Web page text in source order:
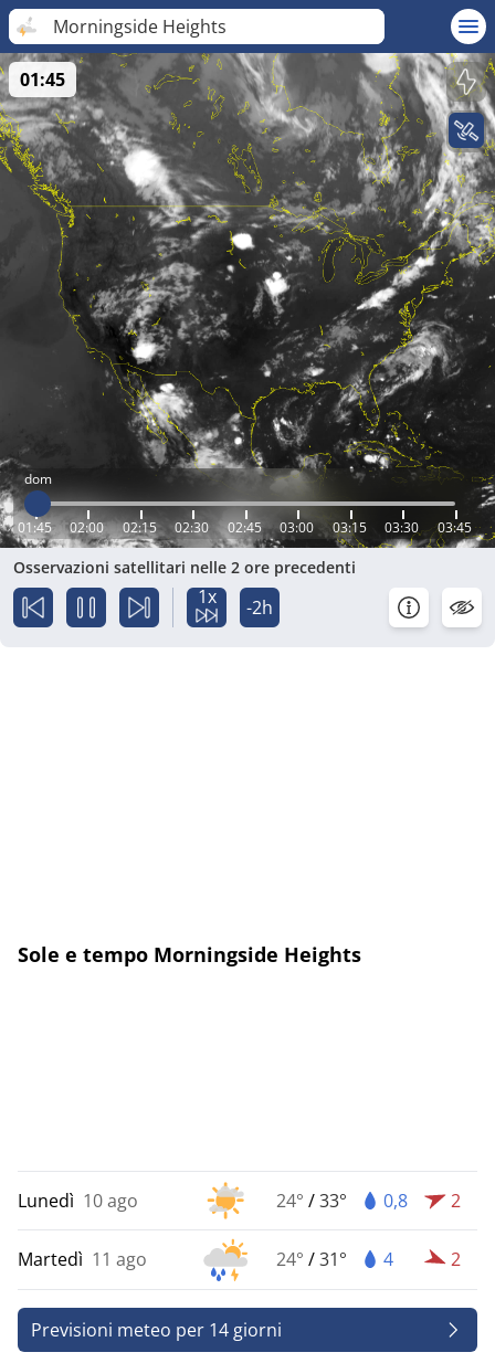
Morningside Heights
dom
01:45 02:00 02:15 02:30 02:45 03:00 03:15 03:30 03:45
01:45
Osservazioni satellitari nelle 2 ore precedenti
1x -2h
Sole e tempo Morningside Heights
Lunedì 10 ago 24° /33° 0,8 2
Martedì 11 ago 24° /31° 4 2
Previsioni meteo per 14 giorni